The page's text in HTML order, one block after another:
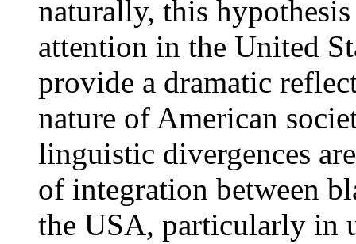
naturally, this
attention in the United
provide a dramatic
nature of American
linguistic divergences
of integration between
the USA, particularly in